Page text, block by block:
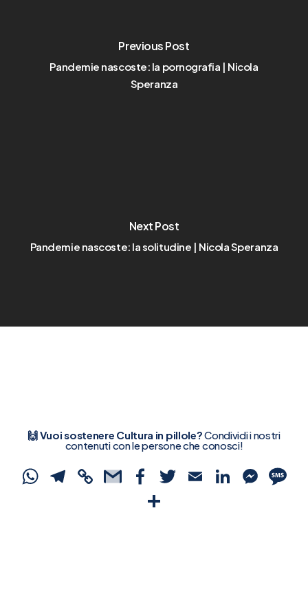
Previous Post
Pandemie nascoste: la pornografia | Nicola
Speranza
Next Post
Pandemie nascoste: la solitudine | Nicola Speranza
🙌 Vuoi sostenere Cultura in pillole?Condividi i nostri
contenuti con le persone che conosci!
WhatsApp
Telegram
CopyGmailFacebook
Twitter
Email